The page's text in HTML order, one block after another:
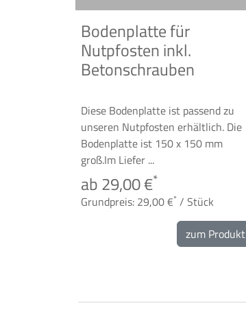
Bodenplatte für
Nutpfosten inkl.
Betonschrauben
Diese Bodenplatte ist passend zu
unseren Nutpfosten erhältlich. Die
Bodenplatte ist 150 x 150 mm
groß.Im Liefer ...
ab 29,00 €*
Grundpreis: 29,00 €* / Stück
zum Produkt